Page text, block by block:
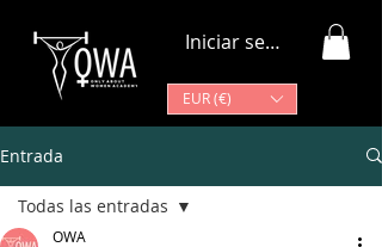
EUR (€)
Iniciar sesión
Entrada
Todas las entradas
OWA